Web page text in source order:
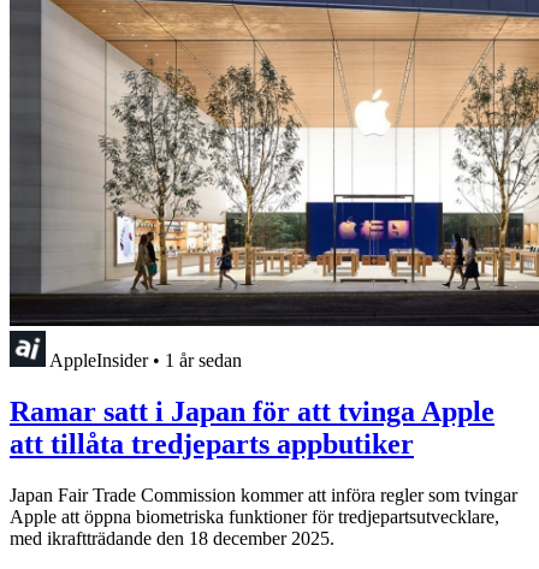
AppleInsider • 1 år sedan
Ramar satt i Japan för att tvinga Apple
att tillåta tredjeparts appbutiker
Japan Fair Trade Commission kommer att införa regler som tvingar
Apple att öppna biometriska funktioner för tredjepartsutvecklare,
med ikraftträdande den 18 december 2025.